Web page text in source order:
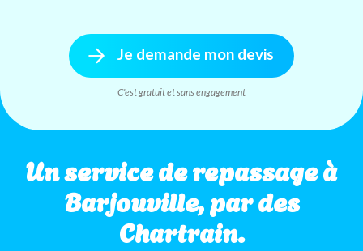
Je demande mon devis
C'est gratuit et sans engagement
Un service de repassage à
Barjouville, par des
Chartrain.